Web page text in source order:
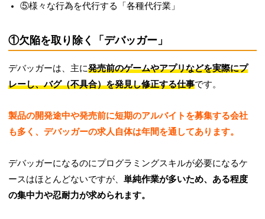
⑤様々な行為を代行する「各種代行業」
①欠陥を取り除く「デバッガー」
デバッガーは、主に発売前のゲームやアプリなどを実際にプ
レーし、バグ（不具合）を発見し修正する仕事です。
製品の開発途中や発売前に短期のアルバイトを募集する会社
も多く、デバッガーの求人自体は年間を通してあります。
デバッガーになるのにプログラミングスキルが必要になるケ
ースはほとんどないですが、単純作業が多いため、ある程度
の集中力や忍耐力が求められます。